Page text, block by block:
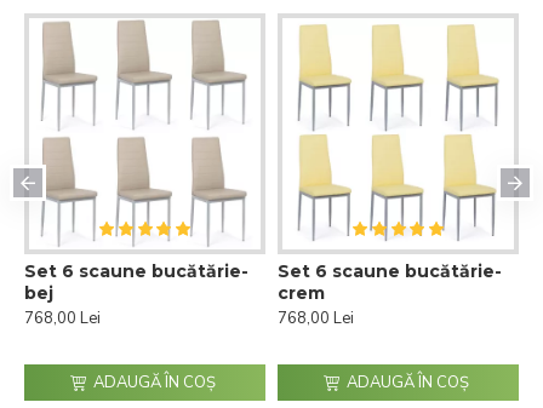
Set 6 scaune bucătărie-
bej
768,00 Lei
ADAUGĂ ÎN COŞ
Set 6 scaune bucătărie-
crem
768,00 Lei
ADAUGĂ ÎN COŞ